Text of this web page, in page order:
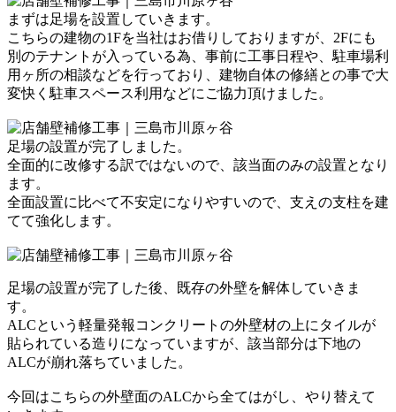
まずは足場を設置していきます。
こちらの建物の1Fを当社はお借りしておりますが、 2Fにも
別のテナントが入っている為、 事前に工事日程や、駐車場利
用ヶ所の相談などを行っており、建物自体の修繕との事で大
変快く駐車スペース利用などに ご協力頂けました。
足場の設置が完了しました。
全面的に改修する訳ではないので、 該当面のみの設置となり
ます。
全面設置に比べて不安定になりやすいので、 支えの支柱を建
てて強化します。
足場の設置が完了した後、
既存の外壁を解体していきま
す。
ALCという軽量発報コンクリートの外壁材の 上にタイルが
貼られている造りになっていますが、 該当部分は下地の
ALCが崩れ落ちていました。
今回はこちらの外壁面のALCから全てはがし、 やり替えて